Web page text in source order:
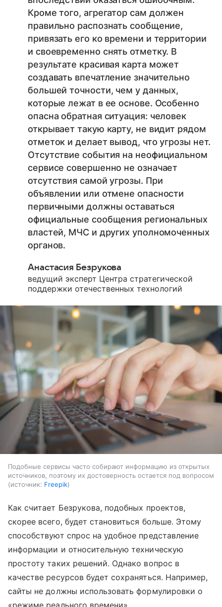
Кроме того, агрегатор сам должен
правильно распознать сообщение,
привязать его ко времени и территории
и своевременно снять отметку. В
результате красивая карта может
создавать впечатление значительно
большей точности, чем у данных,
которые лежат в ее основе. Особенно
опасна обратная ситуация: человек
открывает такую карту, не видит рядом
отметок и делает вывод, что угрозы нет.
Отсутствие события на неофициальном
сервисе совершенно не означает
отсутствия самой угрозы. При
объявлении или отмене опасности
первичными должны оставаться
официальные сообщения региональных
властей, МЧС и других уполномоченных
органов.
Анастасия Безрукова
ведущий эксперт Центра стратегической
поддержки отечественных технологий
Подобные сервисы часто собирают информацию из открытых
источников, поэтому их достоверность остается под вопросом
источник: Freepik
Как считает Безрукова, подобных проектов,
скорее всего, будет становиться больше. Этому
способствуют спрос на удобное представление
информации и относительную техническую
простоту таких решений. Однако вопрос в
качестве ресурсов будет сохраняться. Например,
сайты не должны использовать формулировки о
«режиме реального времени».